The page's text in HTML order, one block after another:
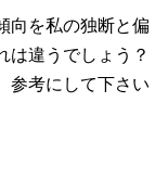
向を私の独断と偏
は違うでしょう？
参考にして下さい